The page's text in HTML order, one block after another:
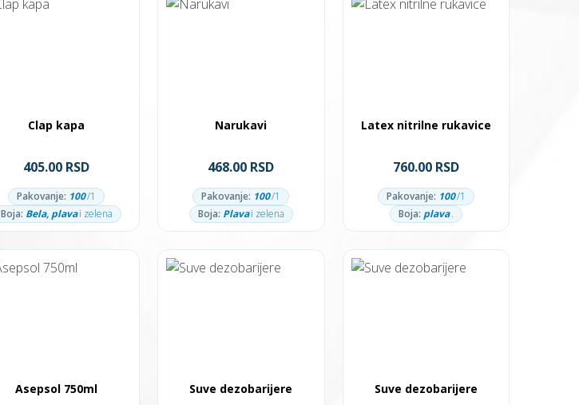
Clap kapa
405.00 RSD
Pakovanje: 100/1
Boja: Bela, plava i zelena
Narukavi
468.00 RSD
Pakovanje: 100/1
Boja: Plavai zelena
Latex nitrilne rukavice
760.00 RSD
Pakovanje: 100/1
Boja: plava.
Asepsol 750ml Suve dezobarijere Suve dezobarijere